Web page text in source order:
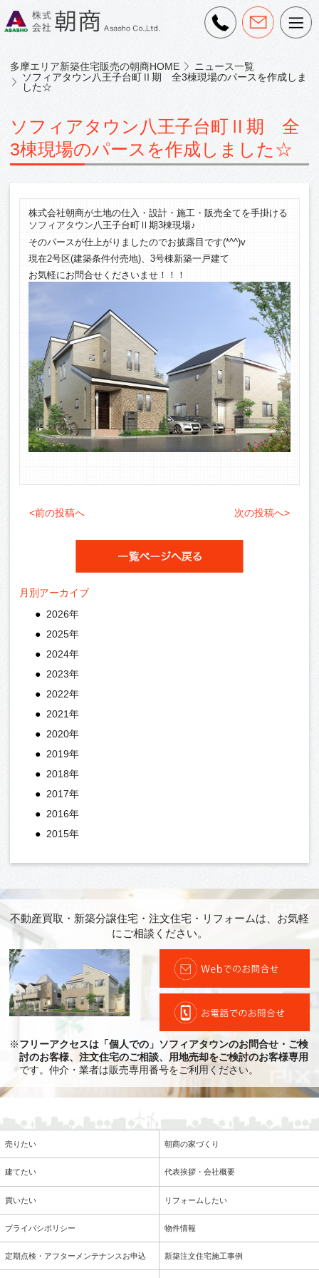
多摩エリア新築住宅販売の朝商HOME
ニュース一覧
ソフィアタウン八王子台町Ⅱ期 全3棟現場のパースを作成しま
した☆
ソフィアタウン八王子台町Ⅱ期 全
3棟現場のパースを作成しました☆
株式会社朝商が土地の仕入・設計・施工・販売全てを手掛ける
ソフィアタウン八王子台町Ⅱ期3棟現場♪
そのパースが仕上がりましたのでお披露目です(*^^)v
現在2号区(建築条件付売地)、3号棟新築一戸建て
お気軽にお問合せくださいませ！！！
<前の投稿へ 次の投稿へ>
月別アーカイブ
2026年
2025年
2024年
2023年
2022年
2021年
2020年
2019年
2018年
2017年
2016年
2015年
不動産買取・新築分譲住宅・注文住宅・リフォームは、お気軽
にご相談ください。
※フリーアクセスは「個人での」ソフィアタウンのお問合せ・ご検
討のお客様、注文住宅のご相談、用地売却をご検討のお客様専用
です。仲介・業者は販売専用番号をご利用ください。
売りたい 朝商の家づくり
建てたい 代表挨拶・会社概要
買いたい リフォームしたい
プライバシポリシー 物件情報
定期点検・アフターメンテナンスお申込 新築注文住宅施工事例